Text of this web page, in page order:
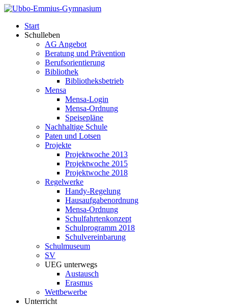
Start
Schulleben
AG Angebot
Beratung und Prävention
Berufsorientierung
Bibliothek
Bibliotheksbetrieb
Mensa
Mensa-Login
Mensa-Ordnung
Speisepläne
Nachhaltige Schule
Paten und Lotsen
Projekte
Projektwoche 2013
Projektwoche 2015
Projektwoche 2018
Regelwerke
Handy-Regelung
Hausaufgabenordnung
Mensa-Ordnung
Schulfahrtenkonzept
Schulprogramm 2018
Schulvereinbarung
Schulmuseum
SV
UEG unterwegs
Austausch
Erasmus
Wettbewerbe
Unterricht